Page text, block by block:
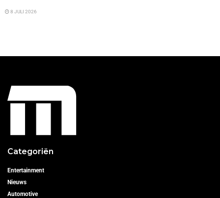
8 JULI 2026
Categoriën
Entertainment
Nieuws
Automotive